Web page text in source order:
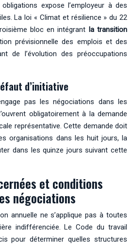
expose l’employeur à des
La loi « Climat et résilience » du 22
bloc en intégrant la transition
prévisionnelle des emplois et des
de l’évolution des préoccupations
d’initiative
pas les négociations dans les
obligatoirement à la demande
représentative. Cette demande doit
organisations dans les huit jours, la
dans les quinze jours suivant cette
et conditions
négociations
annuelle ne s’applique pas à toutes
indifférenciée. Le Code du travail
pour déterminer quelles structures